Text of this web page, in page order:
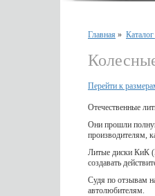
Главная »
Перейти к
Отечественные
Они прошли
производителям,
Литые диски КиК
создавать
Судя по отзывам
автолюбителям.